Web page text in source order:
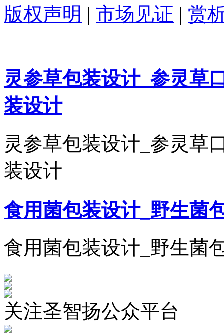
版权声明 | 市场见证 | 赏
灵参草包装设计_参灵草
装设计
灵参草包装设计_参灵草
装设计
食用菌包装设计_野生菌
食用菌包装设计_野生菌
关注圣智扬公众平台